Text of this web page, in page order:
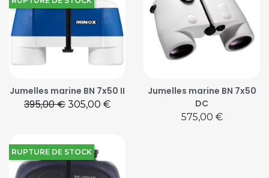
Jumelles marine BN 7x50 II
Prix de base
395,00 € Prix
305,00 €
Jumelles marine BN 7x50
DC
Prix
575,00 €
RUPTURE DE STOCK